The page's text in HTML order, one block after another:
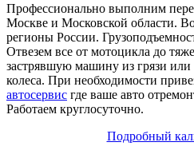
Профессионально выполним
Москве и Московской области.
регионы России.
Отвезем все от мотоцикла до
застрявшую машину из грязи или
колеса. При необходимости
автосервис где ваше авто
Работаем круглосуточно.
Подробный